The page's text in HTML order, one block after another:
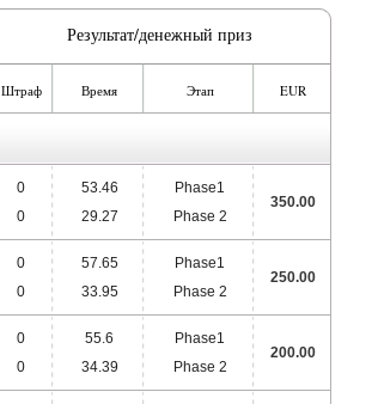
Результат/денежный приз
Штраф Время Этап EUR
0
0
53.46
29.27
Phase1
Phase 2
350.00
0
0
57.65
33.95
Phase1
Phase 2
250.00
0
0
55.6
34.39
Phase1
Phase 2
200.00